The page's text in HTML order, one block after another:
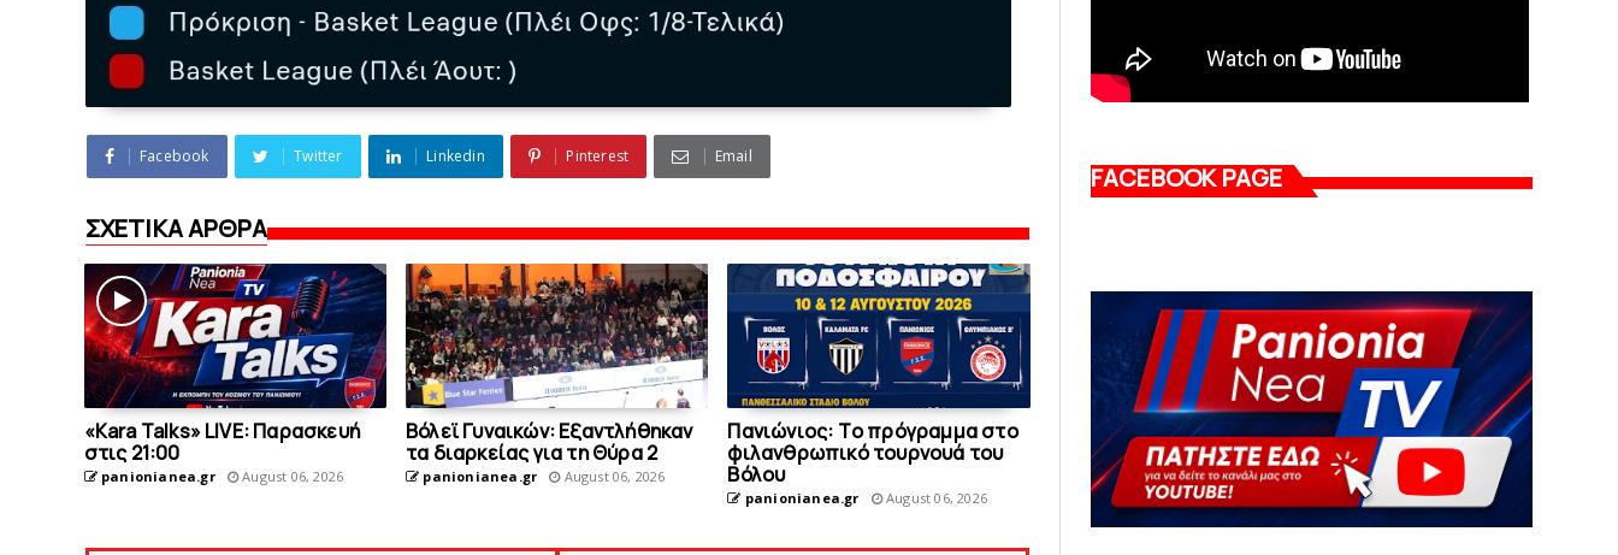
Facebook Twitter Linkedin Pinterest Email
ΣΧΕΤΙΚΑ ΑΡΘΡΑ
«Kara Talks» LIVE: Παρασκευή
στις 21:00
panionianea.gr August 06, 2026
Bόλεϊ Γυναικών: Εξαντλήθηκαν
τα διαρκείας για τη Θύρα 2
panionianea.gr August 06, 2026
Πανιώνιoς: Tο πρόγραμμα στο
φιλανθρωπικό τουρνουά του
Bόλου
panionianea.gr August 06, 2026
FACEBOOK PAGE